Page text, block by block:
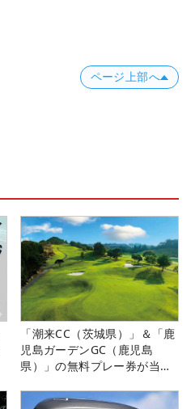
ページ上部へ
「潮来CC（茨城県）」＆「鹿
児島ガーデンGC（鹿児島
県）」の無料プレー券が当た